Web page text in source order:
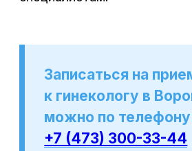
ПОЛИТИКА КОНФИДЕНЦИАЛЬНОСТИ
© ООО «Центральная клиника», 2018–
© Создание сайта и продвижение –
SpaceMilk, 2019–2026
© Создание авторских статей – Ксения
Вобликова, 2018–2026